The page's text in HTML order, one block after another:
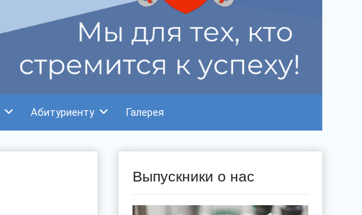
Абитуриенту Галерея
Выпускники о нас